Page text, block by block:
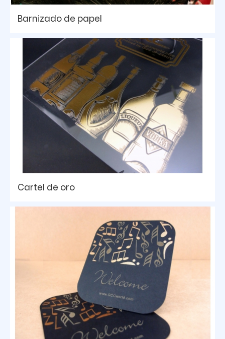
Barnizado de papel
Cartel de oro